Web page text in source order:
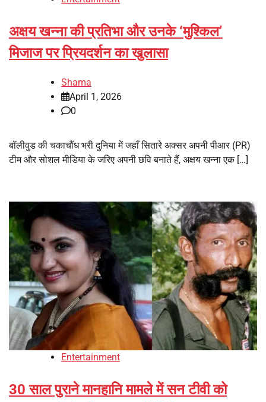
अक्षय खन्ना की प्रतिभा और उनके ‘मुश्किल’
मिजाज पर प्रियदर्शन का खुलासा
Shama
April 1, 2026
0
बॉलीवुड की चकाचौंध भरी दुनिया में जहाँ सितारे अक्सर अपनी पीआर (PR)
टीम और सोशल मीडिया के जरिए अपनी छवि बनाते हैं, अक्षय खन्ना एक […]
Entertainment
30 साल पुराने मानहानि मामले में सन टीवी को